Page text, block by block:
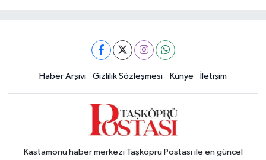
Haber Arşivi Gizlilik Sözleşmesi Künye İletişim
Kastamonu haber merkezi Taşköprü Postası ile en güncel